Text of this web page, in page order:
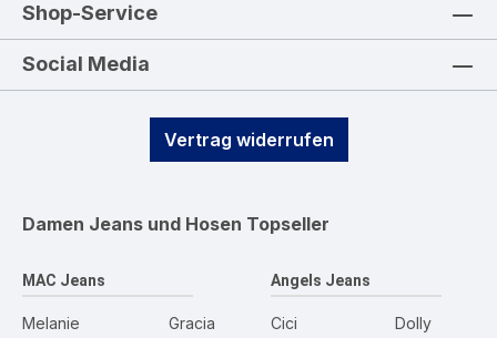
Shop-Service
Social Media
Vertrag widerrufen
Damen Jeans und Hosen Topseller
MAC Jeans
Melanie
Gracia
Angels Jeans
Cici
Dolly